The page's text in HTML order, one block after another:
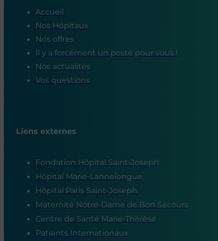
Accueil
Nos Hôpitaux
Nos offres
Il y a forcément un poste pour vous !
Nos actualités
Vos questions
Liens externes
Fondation Hôpital Saint-Joseph
Hôpital Marie-Lannelongue
Hôpital Paris Saint-Joseph
Maternité Notre-Dame de Bon Secours
Centre de Santé Marie-Thérèse
Patients Internationaux